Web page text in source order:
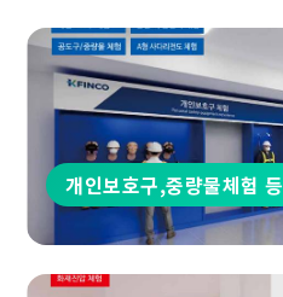
개인보호구,중량물체험 등